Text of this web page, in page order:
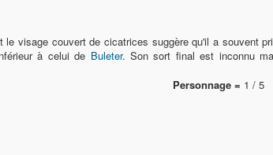
visage couvert de cicatrices suggère qu'il a souvent
à celui de Buleter. Son sort final est inconnu
Personnage = 1 / 5